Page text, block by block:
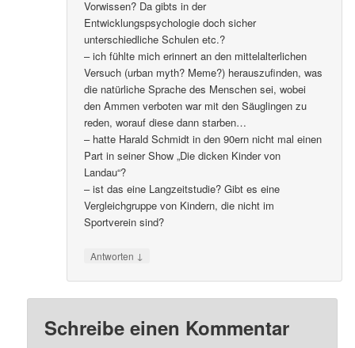
Vorwissen? Da gibts in der
Entwicklungspsychologie doch sicher
unterschiedliche Schulen etc.?
– ich fühlte mich erinnert an den mittelalterlichen
Versuch (urban myth? Meme?) herauszufinden, was
die natürliche Sprache des Menschen sei, wobei
den Ammen verboten war mit den Säuglingen zu
reden, worauf diese dann starben…
– hatte Harald Schmidt in den 90ern nicht mal einen
Part in seiner Show „Die dicken Kinder von
Landau“?
– ist das eine Langzeitstudie? Gibt es eine
Vergleichgruppe von Kindern, die nicht im
Sportverein sind?
Antworten ↓
Schreibe einen Kommentar